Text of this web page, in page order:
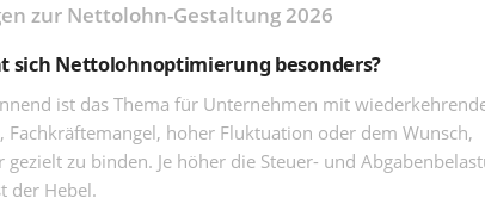
zur Nettolohn-Gestaltung 2026
sich Nettolohnoptimierung besonders?
ist das Thema für Unternehmen mit
Fachkräftemangel, hoher Fluktuation oder dem Wunsch,
gezielt zu binden. Je höher die Steuer- und
der Hebel.